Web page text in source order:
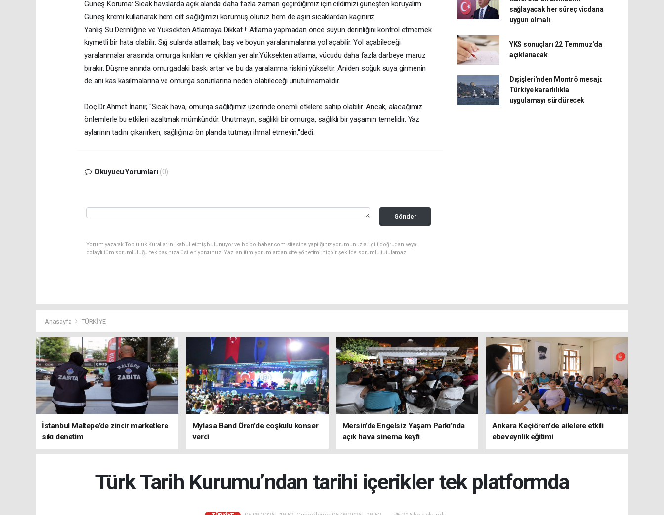
Güneş Koruma: Sıcak havalarda açık alanda daha fazla zaman geçirdiğimiz için cildimizi güneşten koruyalım.
Güneş kremi kullanarak hem cilt sağlığımızı korumuş oluruz hem de aşırı sıcaklardan kaçınırız.
Yanlış Su Derinliğine ve Yüksekten Atlamaya Dikkat !: Atlama yapmadan önce suyun derinliğini kontrol etmemek
kıymetli bir hata olabilir. Sığ sularda atlamak, baş ve boyun yaralanmalarına yol açabilir. Yol açabileceği
yaralanmalar arasında omurga kırıkları ve çıkıkları yer alır.Yüksekten atlama, vücudu daha fazla darbeye maruz
bırakır. Düşme anında omurgadaki baskı artar ve bu da yaralanma riskini yükseltir. Aniden soğuk suya girmenin
de ani kas kasılmalarına ve omurga sorunlarına neden olabileceği unutulmamalıdır.
Doç.Dr.Ahmet İnanır, "Sıcak hava, omurga sağlığımız üzerinde önemli etkilere sahip olabilir. Ancak, alacağımız
önlemlerle bu etkileri azaltmak mümkündür. Unutmayın, sağlıklı bir omurga, sağlıklı bir yaşamın temelidir. Yaz
aylarının tadını çıkarırken, sağlığınızı ön planda tutmayı ihmal etmeyin.''dedi.
Okuyucu Yorumları (0)
Gönder
Yorum yazarak Topluluk Kuralları’nı kabul etmiş bulunuyor ve bolbolhaber.com sitesine yaptığınız yorumunuzla ilgili doğrudan veya
dolaylı tüm sorumluluğu tek başınıza üstleniyorsunuz. Yazılan tüm yorumlardan site yönetimi hiçbir şekilde sorumlu tutulamaz.
sağlayacak her süreç vicdana
uygun olmalı
YKS sonuçları 22 Temmuz'da
açıklanacak
Dışişleri'nden Montrö mesajı:
Türkiye kararlılıkla
uygulamayı sürdürecek
Anasayfa TÜRKİYE
İstanbul Maltepe’de zincir marketlere
sıkı denetim
Mylasa Band Ören’de coşkulu konser
verdi
Mersin’de Engelsiz Yaşam Parkı’nda
açık hava sinema keyfi
Ankara Keçiören'de ailelere etkili
ebeveynlik eğitimi
Türk Tarih Kurumu’ndan tarihi içerikler tek platformda